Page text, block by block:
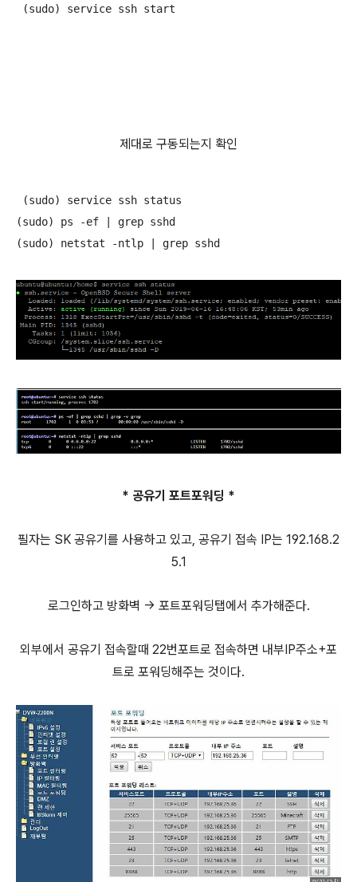
제대로 구동되는지 확인
(sudo) service ssh status
(sudo) ps -ef | grep sshd
* 공유기 포트포워딩 *
필자는 SK 공유기를 사용하고 있고, 공유기 접속 IP는 192.168.2
5.1
로그인하고 방화벽 -> 포트포워딩탭에서 추가해준다.
외부에서 공유기 접속할때 22번포트로 접속하면 내부IP주소+포
트로 포워딩해주는 것이다.